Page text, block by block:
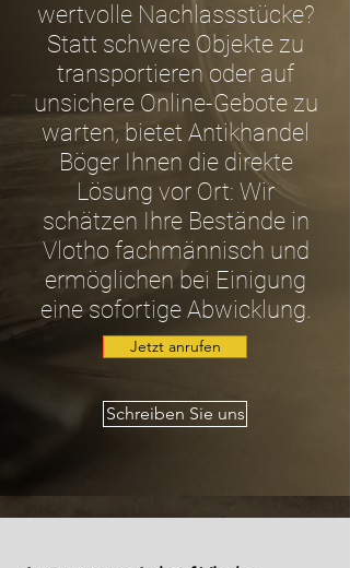
wertvolle Nachlassstücke?
Statt schwere Objekte zu
transportieren oder auf
unsichere Online-Gebote zu
warten, bietet Antikhandel
Böger Ihnen die direkte
Lösung vor Ort: Wir
schätzen Ihre Bestände in
Vlotho fachmännisch und
ermöglichen bei Einigung
eine sofortige Abwicklung.
Jetzt anrufen
Schreiben Sie uns